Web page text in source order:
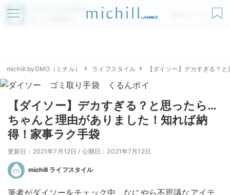
アプリでmichillが
無料ダウンロード
michill byGMO（ミチル） ライフスタイル 【ダイソー】デカすぎる？
【ダイソー】デカすぎる？と思ったら…
ちゃんと理由がありました！知れば納
得！家事ラク手袋
更新日：2021年7月12日 / 公開日：2021年7月12日
michill ライフスタイル
筆者がダイソーをチェック中、なにやら不思議なアイテ